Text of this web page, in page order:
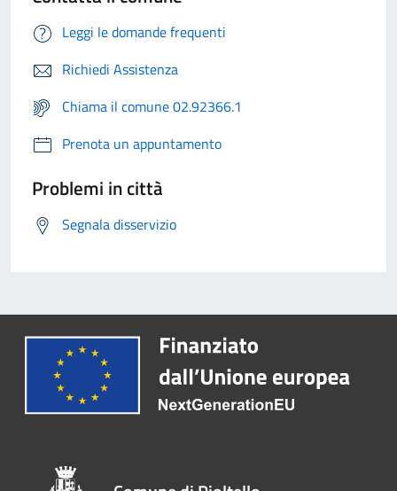
Leggi le domande frequenti
Richiedi Assistenza
Chiama il comune 02.92366.1
Prenota un appuntamento
Problemi in città
Segnala disservizio